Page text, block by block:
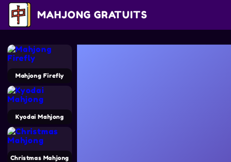
MAHJONG GRATUITS
Mahjong Firefly
Kyodai Mahjong
Christmas Mahjong